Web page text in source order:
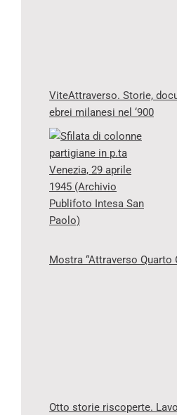
ViteAttraverso. Storie,
ebrei milanesi nel ‘900
Mostra “Attraverso Quarto
Otto storie riscoperte.